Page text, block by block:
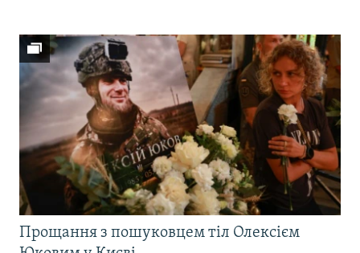
Прощання з пошуковцем тіл Олексієм